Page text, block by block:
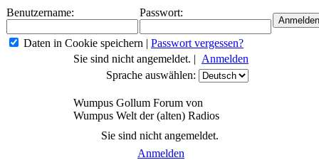
Benutzername: Passwort:
Daten in Cookie speichern | Passwort vergessen?
Sie sind nicht angemeldet. | Anmelden
Sprache auswählen:
Wumpus Gollum Forum von
Wumpus Welt der (alten) Radios
Sie sind nicht angemeldet.
Anmelden